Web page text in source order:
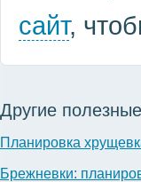
сайт,
Другие
Планировка
Брежневки: